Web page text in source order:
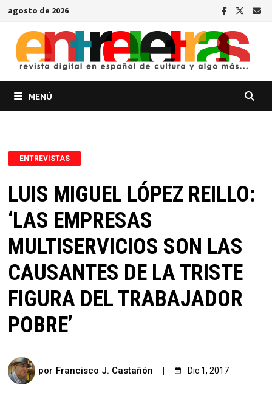
Saltar
contenido
agosto de 2026
MENÚ
ENTREVISTAS
LUIS MIGUEL LÓPEZ REILLO:
‘LAS EMPRESAS
MULTISERVICIOS SON LAS
CAUSANTES DE LA TRISTE
FIGURA DEL TRABAJADOR
POBRE’
por Francisco J. Castañón Dic 1, 2017